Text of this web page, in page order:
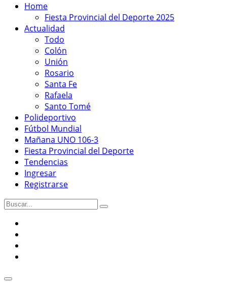
Home
Fiesta Provincial del Deporte 2025
Actualidad
Todo
Colón
Unión
Rosario
Santa Fe
Rafaela
Santo Tomé
Polideportivo
Fútbol Mundial
Mañana UNO 106-3
Fiesta Provincial del Deporte
Tendencias
Ingresar
Registrarse